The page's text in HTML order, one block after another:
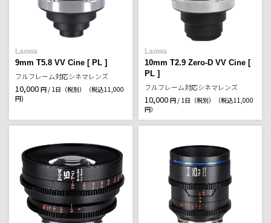
Laowa
9mm T5.8 VV Cine [ PL ]
フルフレーム対応シネマレンズ
10,000 円 / 1日（税別）
（税込11,000
円)
Laowa
10mm T2.9 Zero-D VV Cine [
PL ]
フルフレーム対応シネマレンズ
10,000 円 / 1日（税別）
（税込11,000
円）